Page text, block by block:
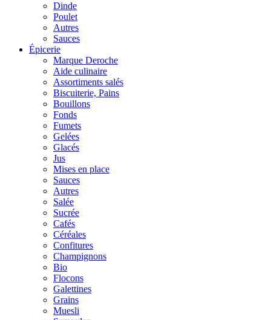
Dinde
Poulet
Autres
Sauces
Épicerie
Marque Deroche
Aide culinaire
Assortiments salés
Biscuiterie, Pains
Bouillons
Fonds
Fumets
Gelées
Glacés
Jus
Mises en place
Sauces
Autres
Salée
Sucrée
Cafés
Céréales
Confitures
Champignons
Bio
Flocons
Galettines
Grains
Muesli